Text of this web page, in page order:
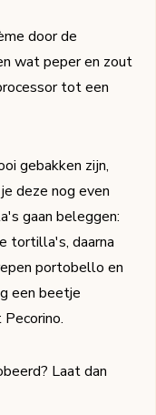
door de
wat peper en zout
tot een
gebakken zijn,
deze nog even
gaan beleggen:
tortilla's, daarna
portobello en
een beetje
Laat dan